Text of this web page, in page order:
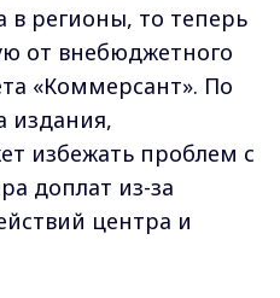
в регионы, то теперь
от внебюджетного
«Коммерсант». По
издания,
избежать проблем с
доплат из-за
центра и